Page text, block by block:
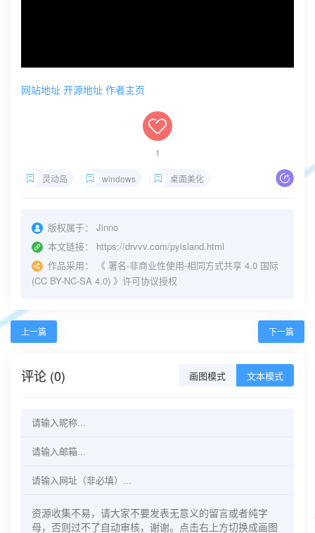
网站地址 开源地址 作者主页
1
灵动岛 windows 桌面美化
版权属于：
Jinno
本文链接：
https://drvvv.com/pyisland.html
作品采用：
《 署名-非商业性使用-相同方式共享 4.0 国际
(CC BY-NC-SA 4.0) 》许可协议授权
上一篇 下一篇
评论 (0) 画图模式 文本模式